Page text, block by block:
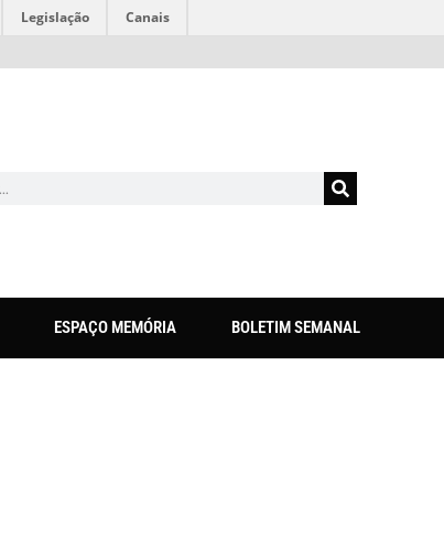
Legislação Canais
ESPAÇO MEMÓRIA BOLETIM SEMANAL